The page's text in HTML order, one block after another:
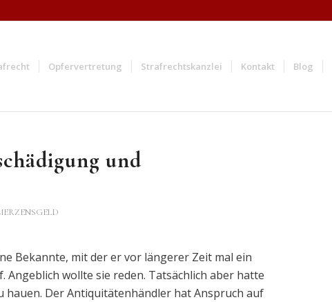
Opfervertretung Strafrechtskanzlei Kontakt Blog
und
Bekannte, mit der er vor längerer Zeit mal ein
wollte sie reden. Tatsächlich aber hatte
Der Antiquitätenhändler hat Anspruch auf